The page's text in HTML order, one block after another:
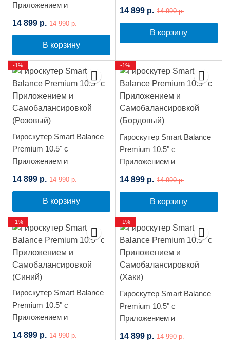
Приложением и
(Черный с красной
молнией)
14 899 р. 14 990 р.
В корзину
(Северное сияние)
14 899 р. 14 990 р.
В корзину
Гироскутер Smart Balance
Premium 10.5" с
Приложением и
(Розовый)
14 899 р. 14 990 р.
В корзину
-1%
Гироскутер Smart Balance
Premium 10.5" с
Приложением и
(Бордовый)
14 899 р. 14 990 р.
В корзину
-1%
Гироскутер Smart Balance
Premium 10.5" с
Приложением и
14 899 р. 14 990 р.
-1%
Гироскутер Smart Balance
Premium 10.5" с
Приложением и
14 899 р. 14 990 р.
-1%